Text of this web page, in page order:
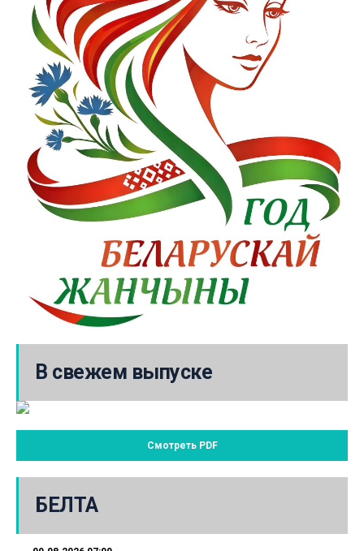
В свежем выпуске
Смотреть PDF
БЕЛТА